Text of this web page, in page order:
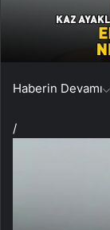
Haberin Devamı
/